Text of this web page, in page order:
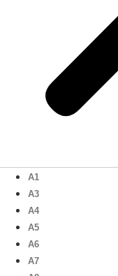
A1
A3
A4
A5
A6
A7